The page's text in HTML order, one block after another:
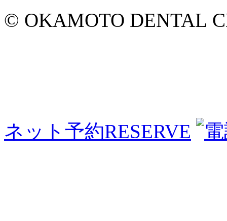
© OKAMOTO DENTAL
ネット予約RESERVE